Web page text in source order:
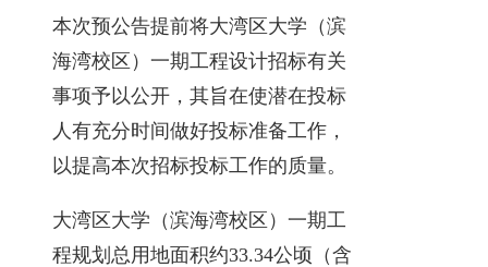
本次预公告提前将大湾区大学（滨
海湾校区）一期工程设计招标有关
事项予以公开，其旨在使潜在投标
人有充分时间做好投标准备工作，
以提高本次招标投标工作的质量。
大湾区大学（滨海湾校区）一期工
程规划总用地面积约33.34公顷（含